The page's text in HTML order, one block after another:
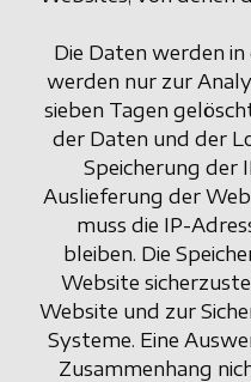
Die Daten werden
werden nur zur
sieben Tagen
der Daten und der
Speicherung der
Auslieferung der
muss die IP-
bleiben. Die
Website
Website und zur
Systeme. Eine
Zusammenhang